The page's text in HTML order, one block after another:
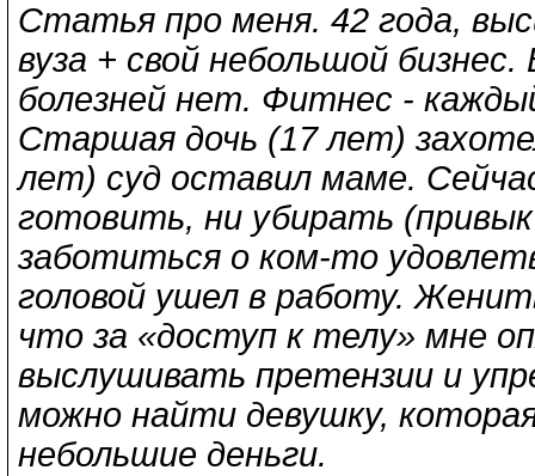
Статья про меня. 42 года,
вуза + свой небольшой
болезней нет. Фитнес -
Старшая дочь (17 лет)
лет) суд оставил маме.
готовить, ни убирать
заботиться о ком-то
головой ушел в работу.
что за «доступ к телу» мне
выслушивать претензии и
можно найти девушку,
небольшие деньги.